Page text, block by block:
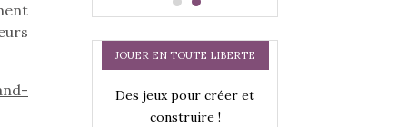
JOUER EN TOUTE LIBERTE
trottinette
Des jeux pour créer et
construire !